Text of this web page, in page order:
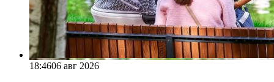
18:4606 авг 2026